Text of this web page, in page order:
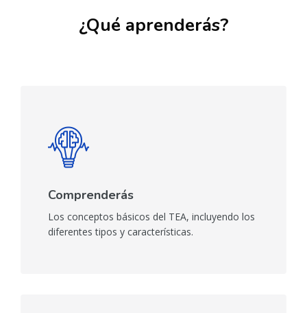
¿Qué aprenderás?
Comprenderás
Los conceptos básicos del TEA, incluyendo los
diferentes tipos y características.